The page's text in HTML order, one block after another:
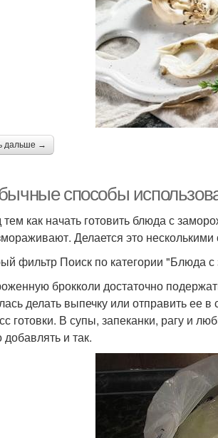
дальше →
способы
как начать готовить блюда с
Делается это
фильтр Поиск по категории "Блюда
брокколи достаточно
делать выпечку или отправить ее
готовки. В супы, запеканки, рагу и
и так.